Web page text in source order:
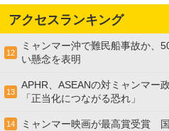
アクセスランキング
12
ミャンマー沖で難民船事故か
い懸念を表明
13
APHR、ASEANの対ミャンマ
「正当化につながる恐れ」
14 ミャンマー映画が最高賞受賞